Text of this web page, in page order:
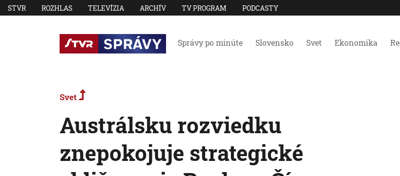
STVR ROZHLAS TELEVÍZIA ARCHÍV TV PROGRAM PODCASTY
Správy po minúte Slovensko Svet Ekonomika
Svet
Austrálsku rozviedku
znepokojuje strategické